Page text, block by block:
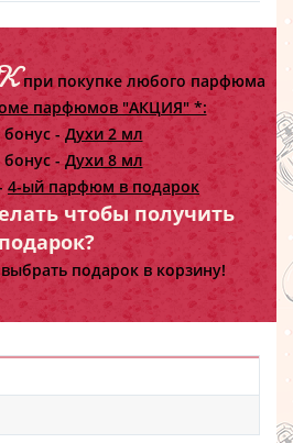
при покупке любого парфюма
парфюмов "АКЦИЯ" *:
- Духи 2 мл
бонус -Духи 8 мл
4-ый парфюм в подарок
чтобы получить
подарок?
подарок в корзину!